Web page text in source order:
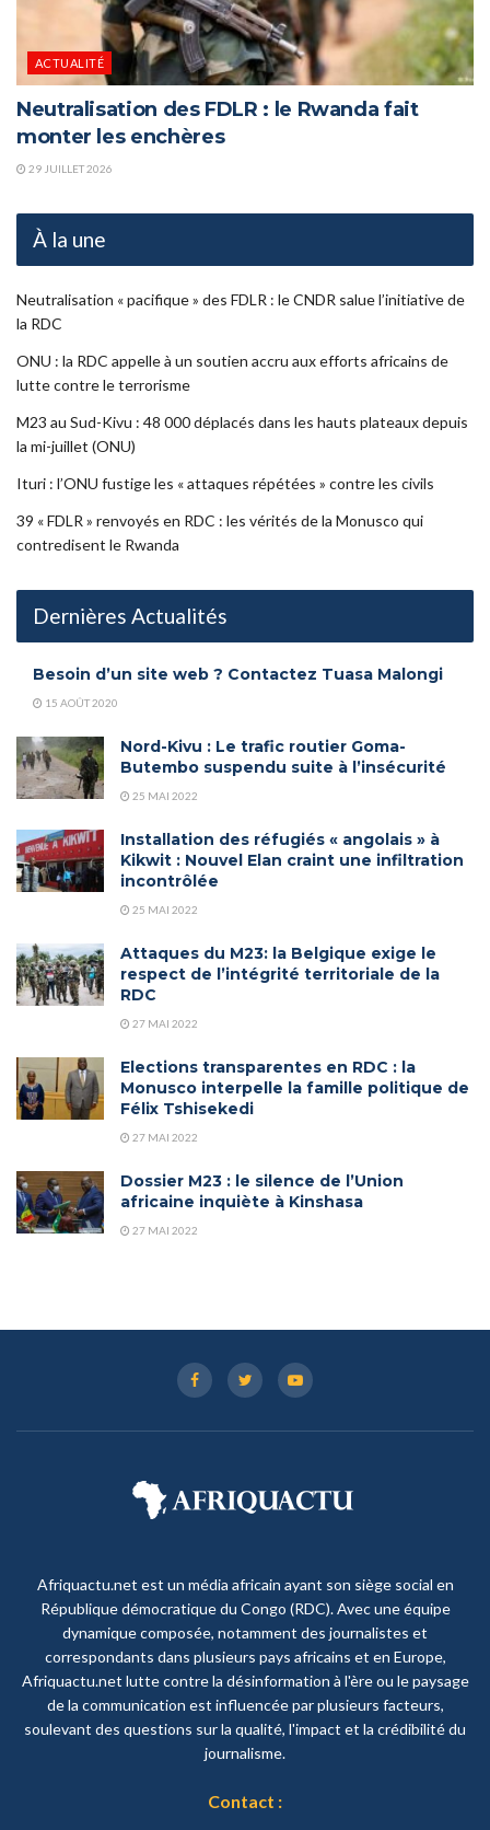
ACTUALITÉ
Neutralisation des FDLR : le Rwanda fait
monter les enchères
29 JUILLET 2026
À la une
Neutralisation « pacifique » des FDLR : le CNDR salue l’initiative de
la RDC
ONU : la RDC appelle à un soutien accru aux efforts africains de
lutte contre le terrorisme
M23 au Sud-Kivu : 48 000 déplacés dans les hauts plateaux depuis
la mi-juillet (ONU)
Ituri : l’ONU fustige les « attaques répétées » contre les civils
39 « FDLR » renvoyés en RDC : les vérités de la Monusco qui
contredisent le Rwanda
Dernières Actualités
Besoin d’un site web ? Contactez Tuasa Malongi
15 AOÛT 2020
Nord-Kivu : Le trafic routier Goma-
Butembo suspendu suite à l’insécurité
25 MAI 2022
Installation des réfugiés « angolais » à
Kikwit : Nouvel Elan craint une infiltration
incontrôlée
25 MAI 2022
Attaques du M23: la Belgique exige le
respect de l’intégrité territoriale de la
RDC
27 MAI 2022
Elections transparentes en RDC : la
Monusco interpelle la famille politique de
Félix Tshisekedi
27 MAI 2022
Dossier M23 : le silence de l’Union
africaine inquiète à Kinshasa
27 MAI 2022
Afriquactu.net est un média africain ayant son siège social en
République démocratique du Congo (RDC). Avec une équipe
dynamique composée, notamment des journalistes et
correspondants dans plusieurs pays africains et en Europe,
Afriquactu.net lutte contre la désinformation à l'ère ou le paysage
de la communication est influencée par plusieurs facteurs,
soulevant des questions sur la qualité, l'impact et la crédibilité du
journalisme.
Contact :